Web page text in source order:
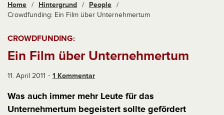
Home / Hintergrund / People /
Crowdfunding: Ein Film über Unternehmertum
CROWDFUNDING:
Ein Film über Unternehmertum
11. April 2011 1 Kommentar
Was auch immer mehr Leute für das
Unternehmertum begeistert sollte gefördert